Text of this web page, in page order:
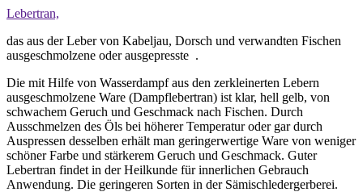
Lebertran,
das aus der Leber von Kabeljau, Dorsch und verwandten Fischen
ausgeschmolzene oder ausgepresste .
Die mit Hilfe von Wasserdampf aus den zerkleinerten Lebern
ausgeschmolzene Ware (Dampflebertran) ist klar, hell gelb, von
schwachem Geruch und Geschmack nach Fischen. Durch
Ausschmelzen des Öls bei höherer Temperatur oder gar durch
Auspressen desselben erhält man geringerwertige Ware von weniger
schöner Farbe und stärkerem Geruch und Geschmack. Guter
Lebertran findet in der Heilkunde für innerlichen Gebrauch
Anwendung. Die geringeren Sorten in der Sämischledergerberei.